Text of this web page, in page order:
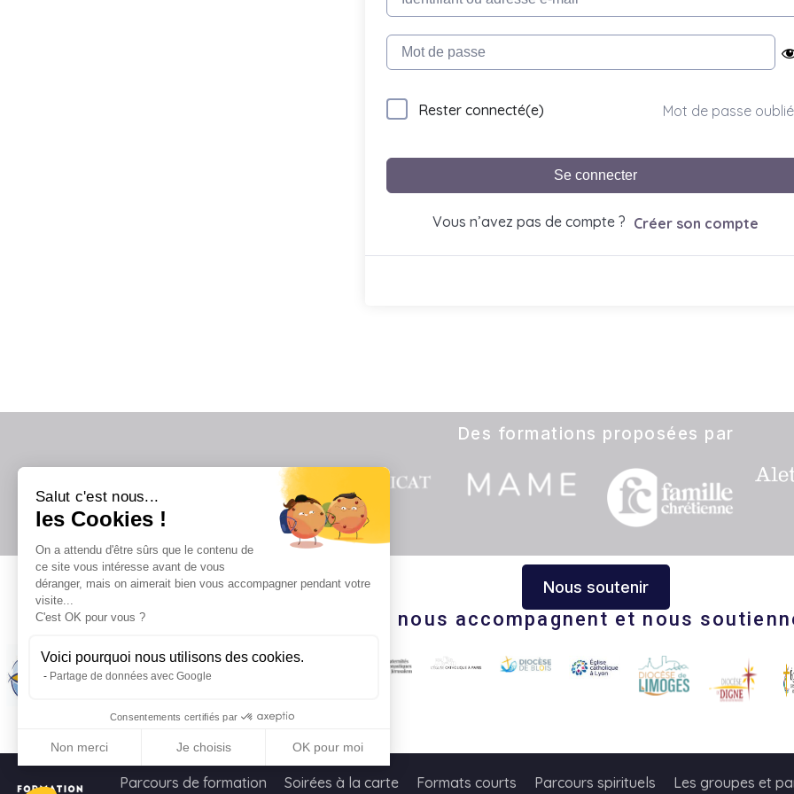
Salut c'est nous...
les Cookies !
On a attendu d'être sûrs que le contenu de
ce site vous intéresse avant de vous
déranger, mais on aimerait bien vous accompagner pendant votre
visite...
C'est OK pour vous ?
Voici pourquoi nous utilisons des cookies.
Partage de données avec Google
Consentements certifiés par
Non merci Je choisis OK pour moi
Plateforme de Gestion du Consentement : Personnalisez vos Options
Rester connecté(e) Mot de passe
Se connecter
Vous n’avez pas de compte ? Créer son compte
Des formations proposées par
Nous soutenir
Ils nous accompagnent et nous
Parcours de formation Soirées à la carte Formats courts Parcours spirituels Les groupes et